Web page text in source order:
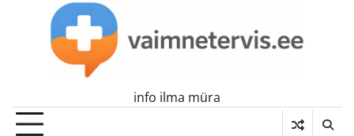
info ilma müra